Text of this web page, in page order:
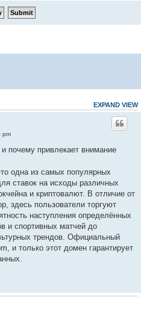
EXPAND VIEW
pm
почему привлекает внимание
одна из самых популярных
ставок на исходы различных
и криптовалют. В отличие от
здесь пользователи торгуют
наступления определённых
и спортивных матчей до
трендов. Официальный
и только этот домен гарантирует